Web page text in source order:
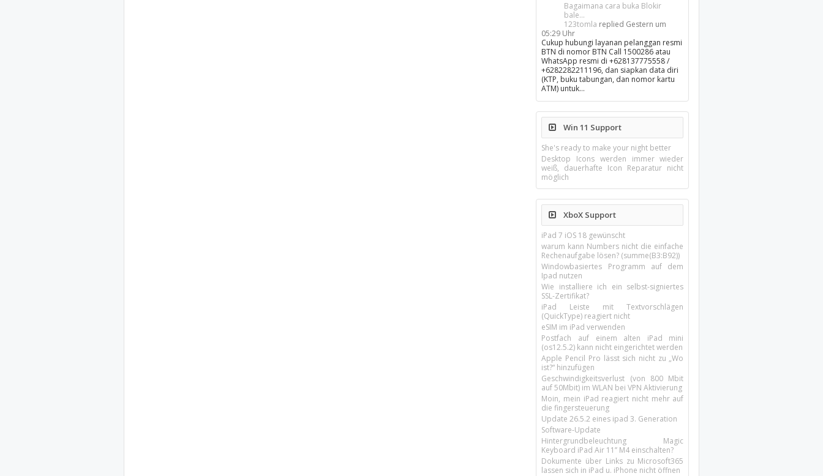
Bagaimana cara buka Blokir
bale...
123tomla replied Gestern um
05:29 Uhr
Cukup hubungi layanan pelanggan resmi
BTN di nomor BTN Call 1500286 atau
WhatsApp resmi di +628137775558 /
+6282282211196, dan siapkan data diri
(KTP, buku tabungan, dan nomor kartu
ATM) untuk…
Win 11 Support
She's ready to make your night better
Desktop Icons werden immer wieder
weiß, dauerhafte Icon Reparatur nicht
möglich
XboX Support
iPad 7 iOS 18 gewünscht
warum kann Numbers nicht die einfache
Rechenaufgabe lösen? (summe(B3:B92))
Windowbasiertes Programm auf dem
Ipad nutzen
Wie installiere ich ein selbst-signiertes
SSL-Zertifikat?
iPad Leiste mit Textvorschlägen
(QuickType) reagiert nicht
eSIM im iPad verwenden
Postfach auf einem alten iPad mini
(os12.5.2) kann nicht eingerichtet werden
Apple Pencil Pro lässt sich nicht zu „Wo
ist?“ hinzufügen
Geschwindigkeitsverlust (von 800 Mbit
auf 50Mbit) im WLAN bei VPN Aktivierung
Moin, mein iPad reagiert nicht mehr auf
die fingersteuerung
Update 26.5.2 eines ipad 3. Generation
Software-Update
Hintergrundbeleuchtung Magic
Keyboard iPad Air 11’’ M4 einschalten?
Dokumente über Links zu Microsoft365
lassen sich in iPad u. iPhone nicht öffnen